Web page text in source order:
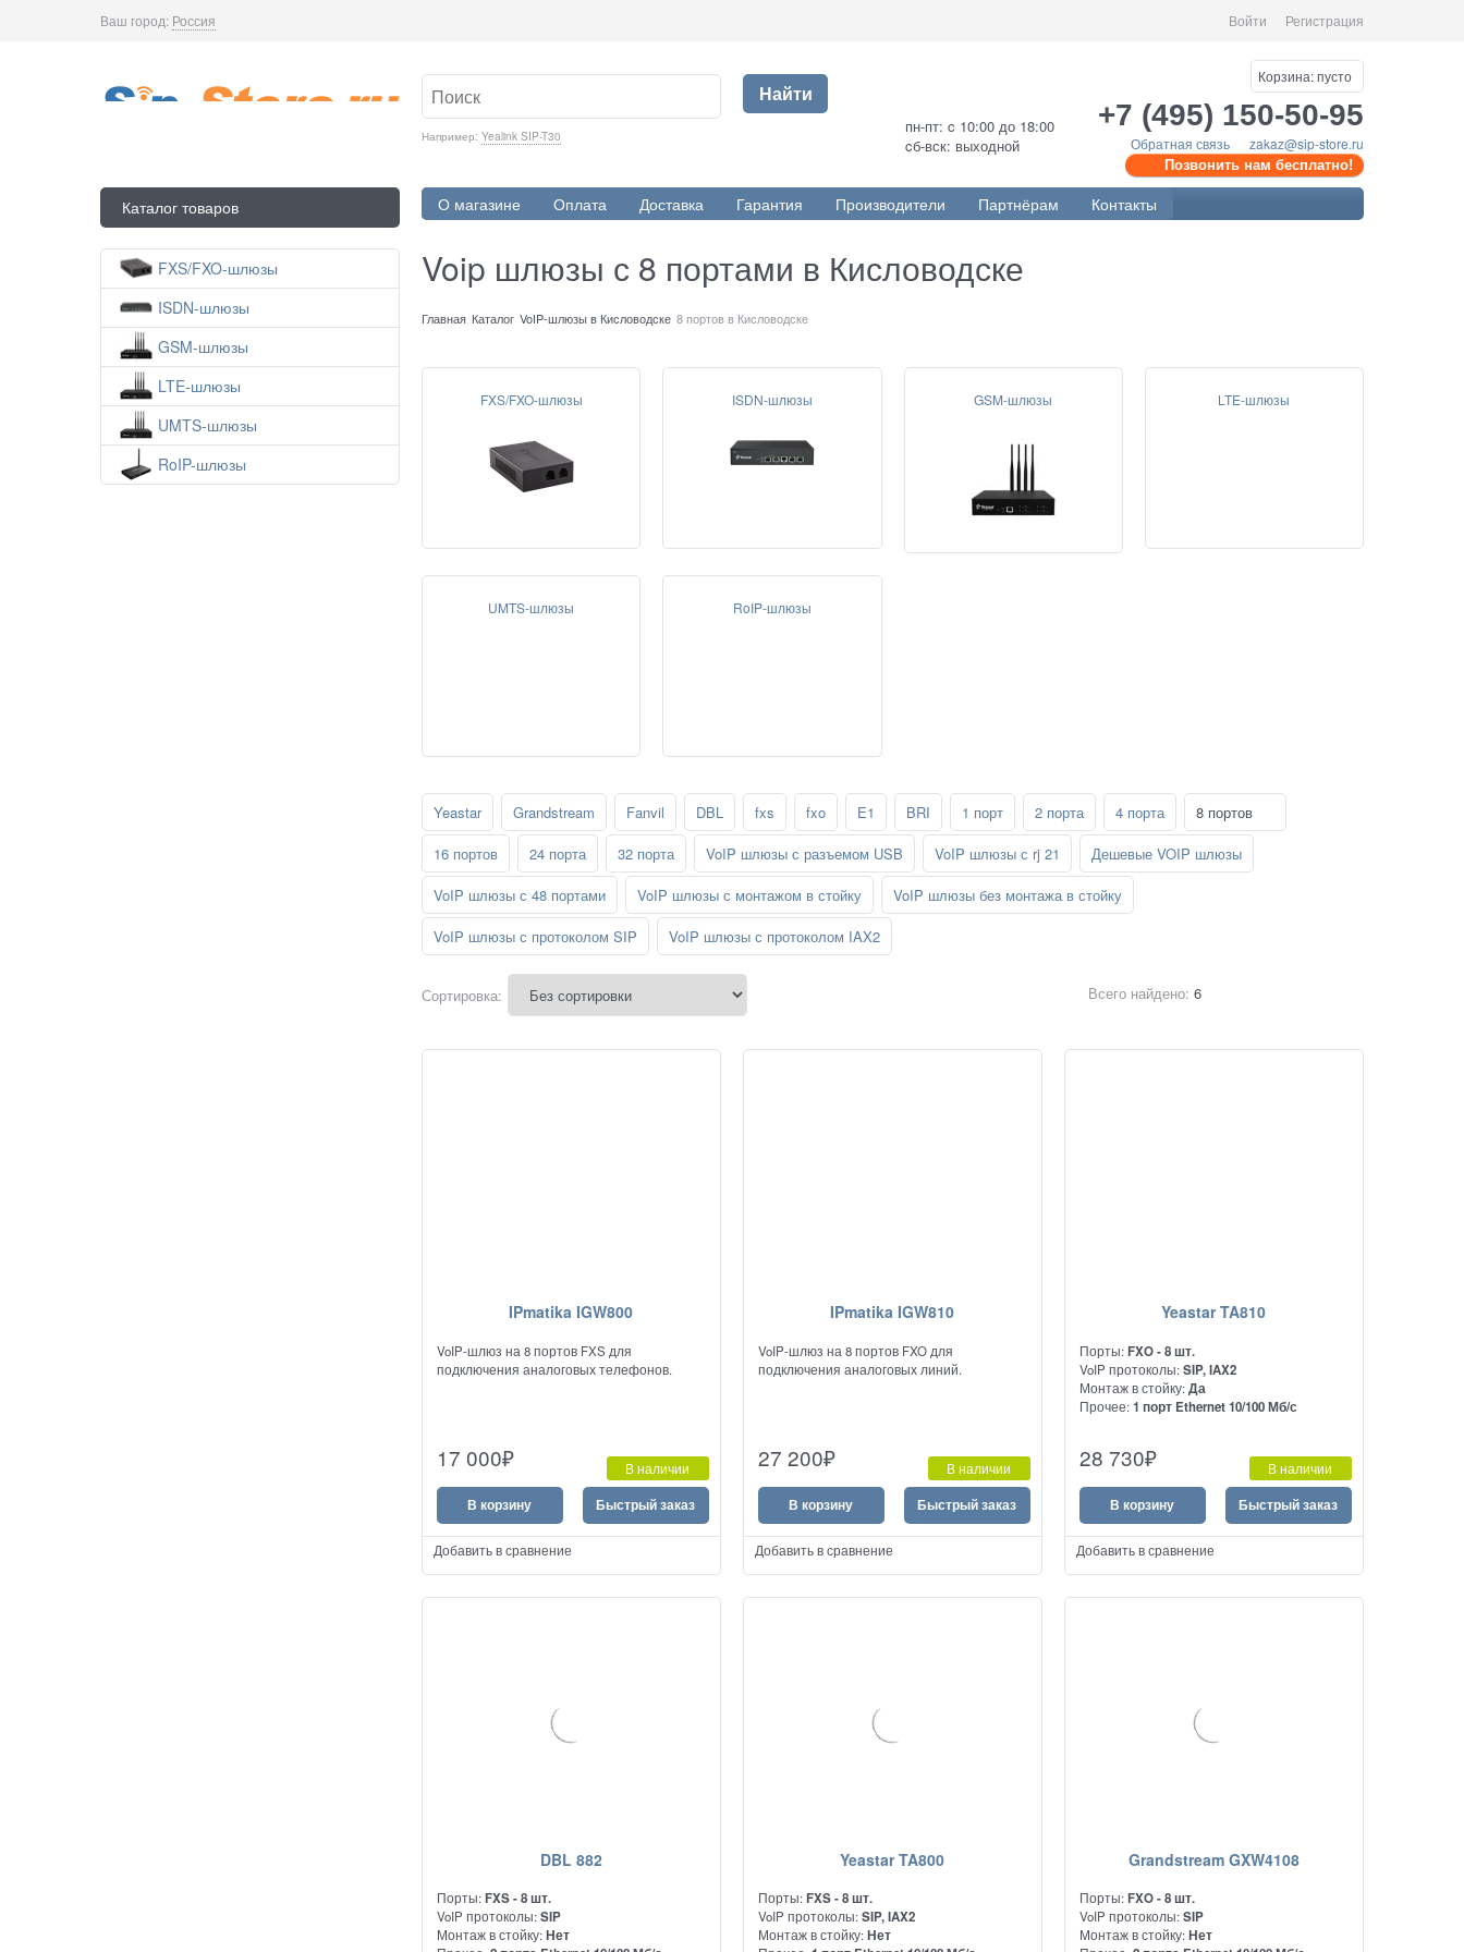
Ваш город: Россия Войти Регистрация
Например: Yealink SIP-T30
Найти
пн-пт: c 10:00 до 18:00
cб-вск: выходной
Корзина:пусто
+7 (495) 150-50-95
Обратная связь zakaz@sip-store.ru
Позвонить нам бесплатно!
Каталог товаров О магазине Оплата Доставка Гарантия Производители Партнёрам Контакты
FXS/FXO-шлюзы
ISDN-шлюзы
GSM-шлюзы
LTE-шлюзы
UMTS-шлюзы
RoIP-шлюзы
Voip шлюзы с 8 портами в Кисловодске
Главная Каталог VoIP-шлюзы в Кисловодске 8 портов в Кисловодске
FXS/FXO-шлюзы ISDN-шлюзы GSM-шлюзы LTE-шлюзы
UMTS-шлюзы RoIP-шлюзы
Yeastar Grandstream Fanvil DBL fxs fxo E1 BRI 1 порт 2 порта 4 порта
8 портов
16 портов
24 порта 32 порта VoIP шлюзы с разъемом USB VoIP шлюзы с rj 21
Дешевые VOIP шлюзы
VoIP шлюзы с 48 портами
VoIP шлюзы с монтажом в стойку
VoIP шлюзы без монтажа в стойку
VoIP шлюзы с протоколом SIP
VoIP шлюзы с протоколом IAX2
Сортировка: Всего найдено: 6
IPmatika IGW800
VoIP-шлюз на 8 портов FXS для
подключения аналоговых телефонов.
17 000₽ В наличии
В корзину Быстрый заказ
Добавить в сравнение
IPmatika IGW810
VoIP-шлюз на 8 портов FXO для
подключения аналоговых линий.
27 200₽ В наличии
В корзину Быстрый заказ
Добавить в сравнение
Yeastar TA810
Порты:FXO - 8 шт.
VoIP протоколы:SIP, IAX2
Монтаж в стойку:Да
Прочее:1 порт Ethernet 10/100 Мб/с
позволяет подключить к нему до 8-ми
обычных аналоговых телефонных линии.
28 730₽ В наличии
В корзину Быстрый заказ
Добавить в сравнение
DBL 882
Порты:FXS - 8 шт.
VoIP протоколы:SIP
Монтаж в стойку:Нет
Yeastar TA800
Порты:FXS - 8 шт.
VoIP протоколы:SIP, IAX2
Монтаж в стойку:Нет
Grandstream GXW4108
Порты:FXO - 8 шт.
VoIP протоколы:SIP
Монтаж в стойку:Нет